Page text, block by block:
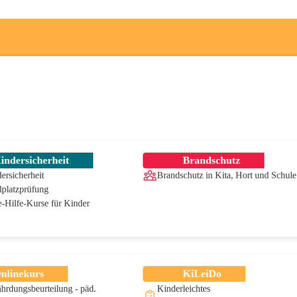
Hilfe-Kurse für Kinder
Brandschutz
Brandschutz in Kita, Hort und Schule
- päd.
KiLeiDo
Kinderleichtes